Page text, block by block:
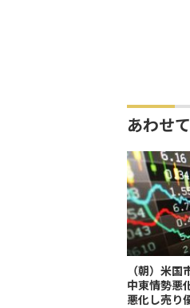
あわせ
（朝）米
中東情勢悪
悪化し売り